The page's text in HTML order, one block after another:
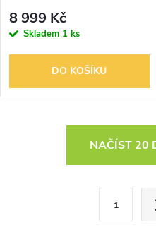
8 999 Kč
Skladem 1 ks
DO KOŠÍKU
NAČÍST 20
1